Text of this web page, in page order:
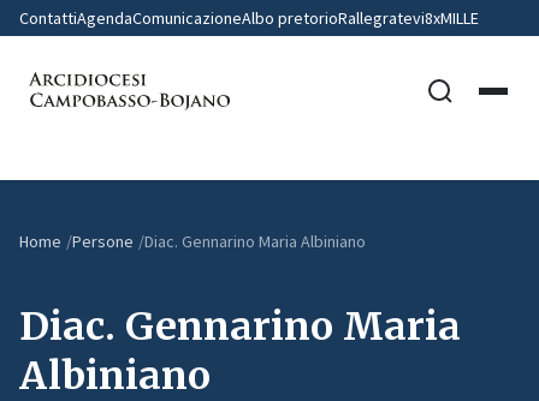
ContattiAgendaComunicazioneAlbo pretorioRallegratevi8xMILLE
Home Persone Diac. Gennarino Maria Albiniano
Diac. Gennarino Maria
Albiniano